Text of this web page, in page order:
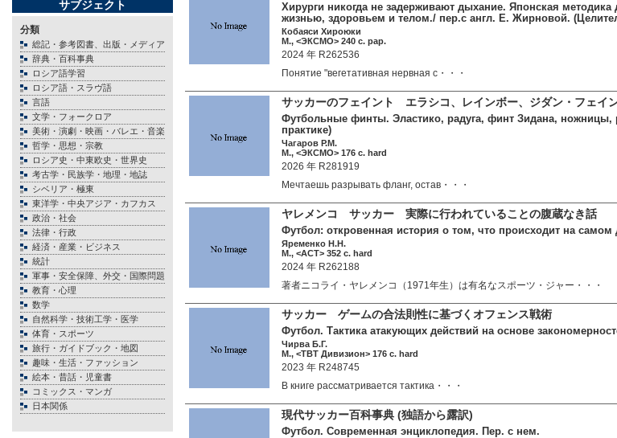
サブジェクト
分類
総記・参考図書、出版・メディア
辞典・百科事典
ロシア語学習
ロシア語・スラヴ語
言語
文学・フォークロア
美術・演劇・映画・バレエ・音楽
哲学・思想・宗教
ロシア史・中東欧史・世界史
考古学・民族学・地理・地誌
シベリア・極東
東洋学・中央アジア・カフカス
政治・社会
法律・行政
経済・産業・ビジネス
統計
軍事・安全保障、外交・国際問題
教育・心理
数学
自然科学・技術工学・医学
体育・スポーツ
旅行・ガイドブック・地図
趣味・生活・ファッション
絵本・昔話・児童書
コミックス・マンガ
日本関係
Хирурги никогда не задерживают дыхание. Японская
жизнью, здоровьем и телом./ пер.с англ. Е. Жирновой.
Кобаяси Хироюки
М., <ЭКСМО> 240 c. pap.
2024 年 R262536
Понятие "вегетативная нервная с・・・
サッカーのフェイント エラシコ、レインボー、ジダン・フェイ
Футбольные финты. Эластико, радуга, финт Зидана, ножницы,
практике)
Чагаров Р.М.
М., <ЭКСМО> 176 c. hard
2026 年 R281919
Мечтаешь разрывать фланг, остав・・・
ヤレメンコ サッカー 実際に行われていることの腹蔵なき話
Футбол: откровенная история о том, что происходит на самом
Яременко Н.Н.
М., <АСТ> 352 c. hard
2024 年 R262188
著者ニコライ・ヤレメンコ（1971年生）は有名なスポーツ・ジャー・・・
サッカー ゲームの合法則性に基づくオフェンス戦術
Футбол. Тактика атакующих действий на основе
Чирва Б.Г.
М., <ТВТ Дивизион> 176 c. hard
2023 年 R248745
В книге рассматривается тактика・・・
現代サッカー百科事典 (独語から露訳)
Футбол. Современная энциклопедия. Пер. с нем.